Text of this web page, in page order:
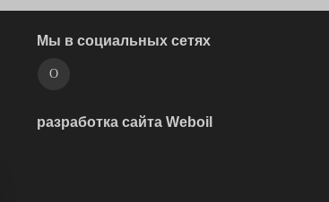
Мы в социальных сетях
разработка сайта Weboil